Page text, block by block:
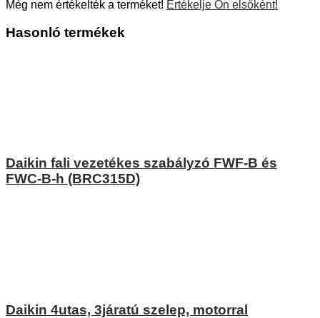
Még nem értékelték a terméket! Értékelje Ön elsőként!
Hasonló termékek
Daikin fali vezetékes szabályzó FWF-B és
FWC-B-h (BRC315D)
Daikin 4utas, 3járatú szelep, motorral